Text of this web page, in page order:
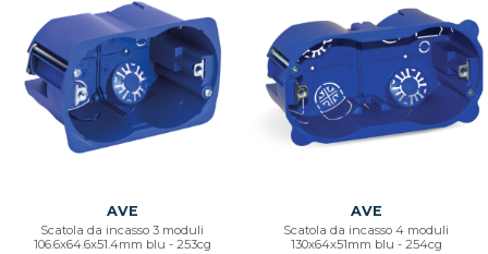
AVE
Scatola da incasso 3 moduli
106.6x64.6x51.4mm blu - 253cg
AVE
Scatola da incasso 4 moduli
130x64x51mm blu - 254cg